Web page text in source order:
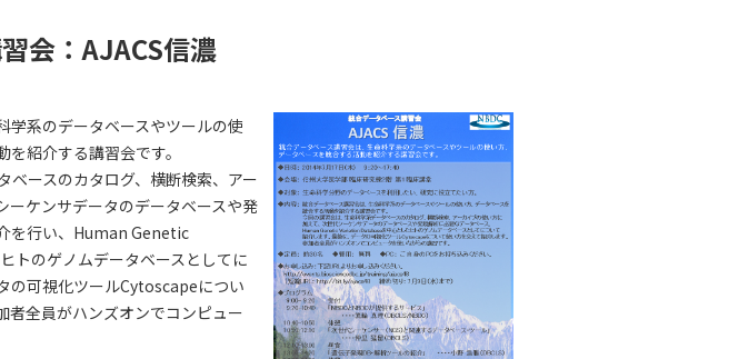
会：AJACS信濃
学系のデータベースやツールの使
紹介する講習会です。
ベースのカタログ、横断検索、アー
ーケンサデータのデータベースや発
を行い、Human Genetic
のゲノムデータベースとしてに
の可視化ツールCytoscapeについ
者全員がハンズオンでコンピュー